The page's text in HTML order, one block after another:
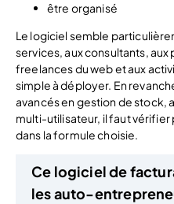
être organisé
Le logiciel semble
services, aux consultants,
freelances du web et aux
simple à déployer. En
avancés en gestion de stock,
multi-utilisateur, il faut
dans la formule choisie.
Ce logiciel de
les auto-